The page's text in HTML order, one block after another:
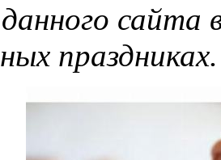
данного
праздниках.